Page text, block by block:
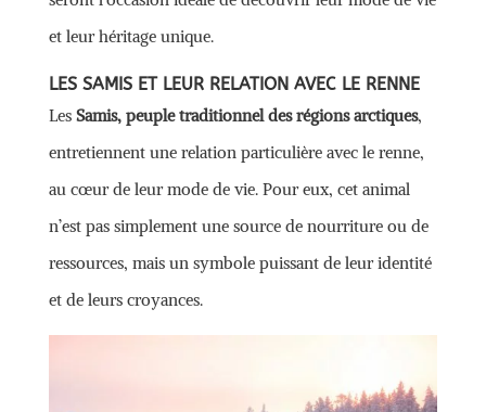
et leur héritage unique.
LES SAMIS ET LEUR RELATION AVEC LE RENNE
Les Samis, peuple traditionnel des régions arctiques,
entretiennent une relation particulière avec le renne,
au cœur de leur mode de vie. Pour eux, cet animal
n’est pas simplement une source de nourriture ou de
ressources, mais un symbole puissant de leur identité
et de leurs croyances.